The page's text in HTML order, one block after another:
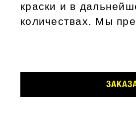
краски и в
количествах. Мы